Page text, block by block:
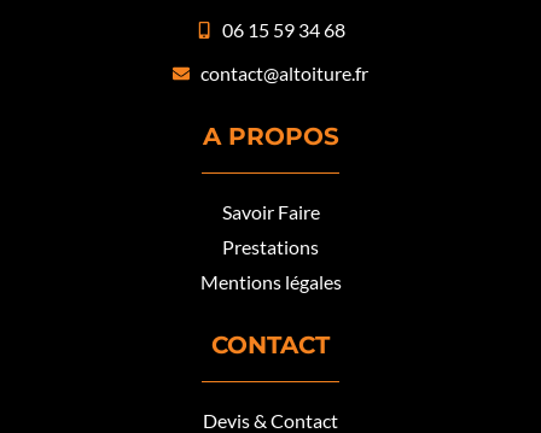
06 15 59 34 68
contact@altoiture.fr
A PROPOS
Savoir Faire
Prestations
Mentions légales
CONTACT
Devis & Contact